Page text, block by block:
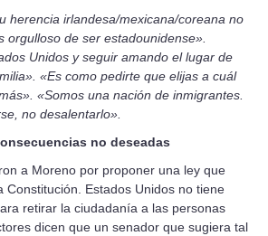
herencia irlandesa/mexicana/coreana no
orgulloso de ser estadounidense».
Unidos y seguir amando el lugar de
«Es como pedirte que elijas a cuál
«Somos una nación de inmigrantes.
no desalentarlo».
no deseadas
a Moreno por proponer una ley que
Constitución. Estados Unidos no tiene
retirar la ciudadanía a las personas
dicen que un senador que sugiera tal